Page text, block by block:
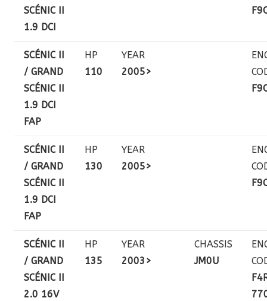
SCÉNIC II
1.9 DCI
SCÉNIC II
/ GRAND
SCÉNIC II
1.9 DCI
FAP
HP
110
YEAR
2005>
SCÉNIC II
/ GRAND
SCÉNIC II
1.9 DCI
FAP
HP
130
YEAR
2005>
SCÉNIC II
/ GRAND
SCÉNIC II
2.0 16V
HP
135
YEAR
2003>
CHASSIS
JM0U